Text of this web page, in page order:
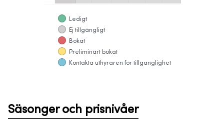
Ledigt
Ej tillgängligt
Bokat
Preliminärt bokat
Kontakta uthyraren för tillgänglighet
Säsonger och prisnivåer